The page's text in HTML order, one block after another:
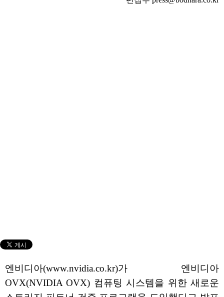
엔비디아(www.nvidia.co.kr)가 엔비디아
OVX(NVIDIA OVX) 컴퓨팅 시스템을 위한 새로운